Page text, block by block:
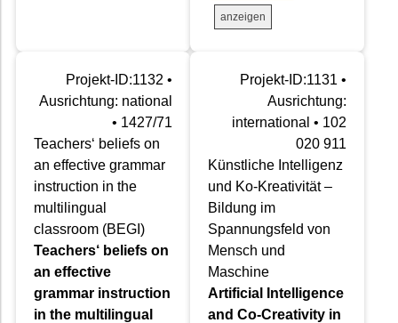
anzeigen
Projekt-ID:1132 •
Ausrichtung: national
• 1427/71
Teachers‘ beliefs on
an effective grammar
instruction in the
multilingual
classroom (BEGI)
Teachers‘ beliefs on
an effective
grammar instruction
in the multilingual
Projekt-ID:1131 •
Ausrichtung:
international • 102
020 911
Künstliche Intelligenz
und Ko-Kreativität –
Bildung im
Spannungsfeld von
Mensch und
Maschine
Artificial Intelligence
and Co-Creativity in